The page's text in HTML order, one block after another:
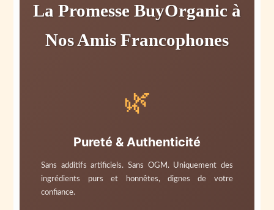
La Promesse BuyOrganic à
Nos Amis Francophones
🌿
Pureté & Authenticité
Sans additifs artificiels. Sans OGM. Uniquement des
ingrédients purs et honnêtes, dignes de votre
confiance.